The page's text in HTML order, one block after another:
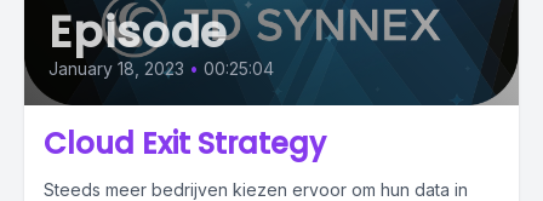
Episode
January 18, 2023 • 00:25:04
Cloud Exit Strategy
Steeds meer bedrijven kiezen ervoor om hun data in